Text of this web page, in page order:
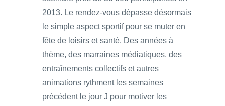
2013. Le rendez-vous dépasse désormais
le simple aspect sportif pour se muter en
fête de loisirs et santé. Des années à
thème, des marraines médiatiques, des
entraînements collectifs et autres
animations rythment les semaines
précédent le jour J pour motiver les